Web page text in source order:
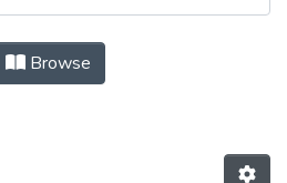
Profesional de
Browse